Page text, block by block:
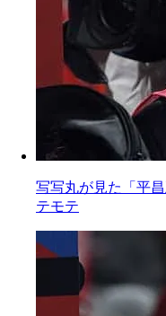
写写丸が見た「平
テモテ